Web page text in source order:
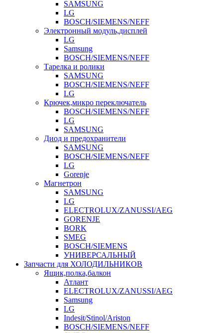
SAMSUNG
LG
BOSCH/SIEMENS/NEFF
Электронный модуль,дисплей
LG
Samsung
BOSCH/SIEMENS/NEFF
Тарелка и ролики
SAMSUNG
BOSCH/SIEMENS/NEFF
LG
Крючек,микро переключатель
BOSCH/SIEMENS/NEFF
LG
SAMSUNG
Диод и предохранители
SAMSUNG
BOSCH/SIEMENS/NEFF
LG
Gorenje
Магнетрон
SAMSUNG
LG
ELECTROLUX/ZANUSSI/AEG
GORENJE
BORK
SMEG
BOSCH/SIEMENS
УНИВЕРСАЛЬНЫЙ
Запчасти для ХОЛОДИЛЬНИКОВ
Ящик,полка,балкон
Атлант
ELECTROLUX/ZANUSSI/AEG
Samsung
LG
Indesit/Stinol/Ariston
BOSCH/SIEMENS/NEFF